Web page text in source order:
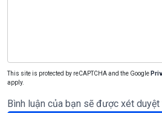
This site is protected by reCAPTCHA and the Google
apply.
Bình luận của bạn sẽ được xét